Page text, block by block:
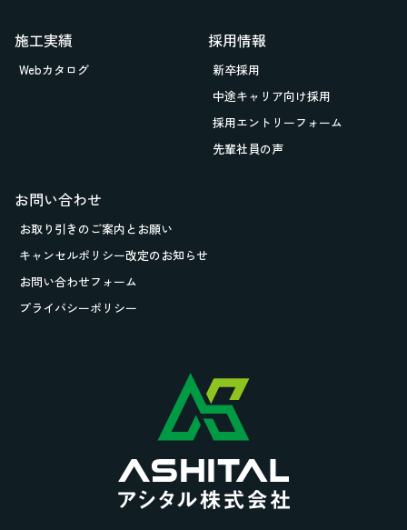
施工実績
Webカタログ
採用情報
新卒採用
中途キャリア向け採用
採用エントリーフォーム
先輩社員の声
お問い合わせ
お取り引きのご案内とお願い
キャンセルポリシー改定のお知らせ
お問い合わせフォーム
プライバシーポリシー